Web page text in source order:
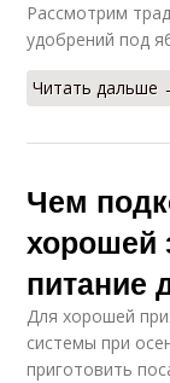
Рассмотрим
удобрений под
Читать дальше
Чем
хорошей
питание
Для хорошей
системы при
приготовить